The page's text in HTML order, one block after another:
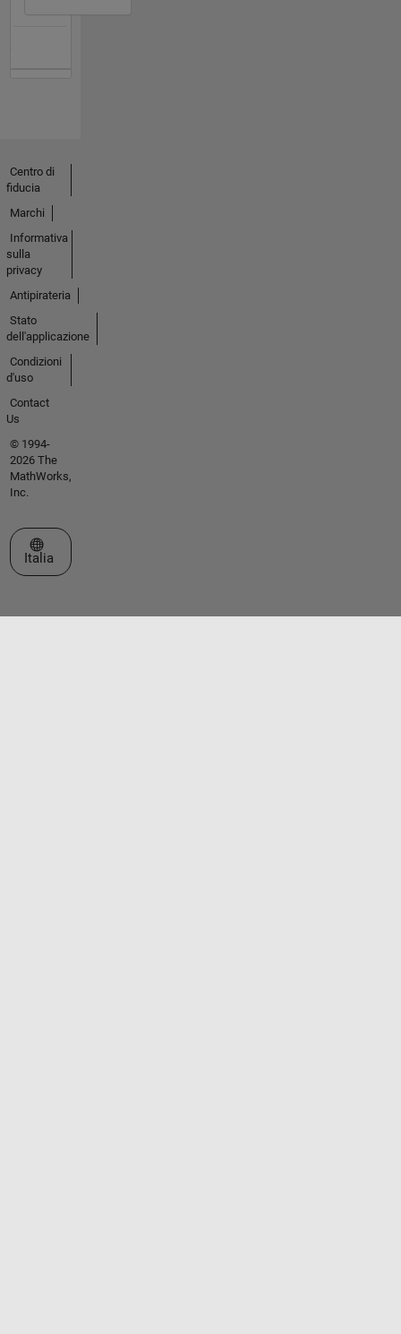
Centro di
fiducia
Marchi
Informativa
sulla
privacy
Antipirateria
Stato
dell'applicazione
Condizioni
d'uso
Contact
Us
© 1994-
2026 The
MathWorks,
Inc.
Seleziona un sito web
Italia